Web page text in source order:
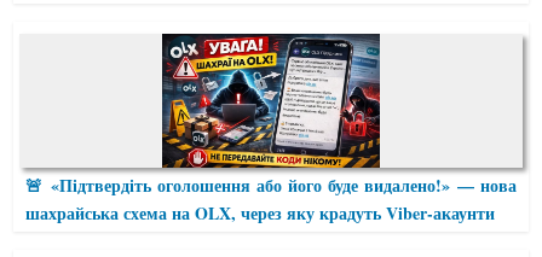
🚨 «Підтвердіть оголошення або його буде видалено!» — нова
шахрайська схема на OLX, через яку крадуть Viber-акаунти